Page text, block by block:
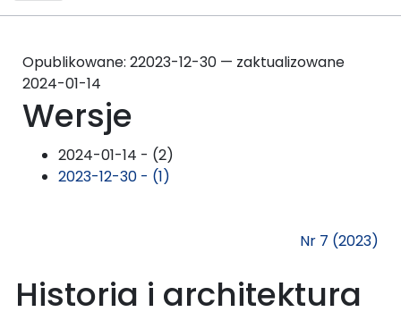
Opublikowane: 22023-12-30 — zaktualizowane
2024-01-14
Wersje
2024-01-14 - (2)
2023-12-30 - (1)
Nr 7 (2023)
Historia i architektura